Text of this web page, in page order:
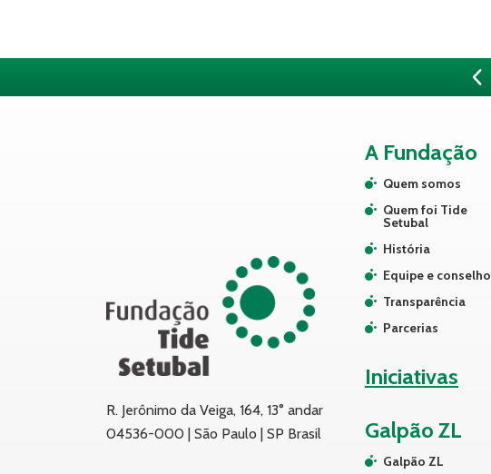
R. Jerônimo da Veiga, 164, 13° andar
04536-000 | São Paulo | SP Brasil
A Fundação
Quem somos
Quem foi Tide
Setubal
História
Equipe e conselho
Transparência
Parcerias
Iniciativas
Galpão ZL
Galpão ZL